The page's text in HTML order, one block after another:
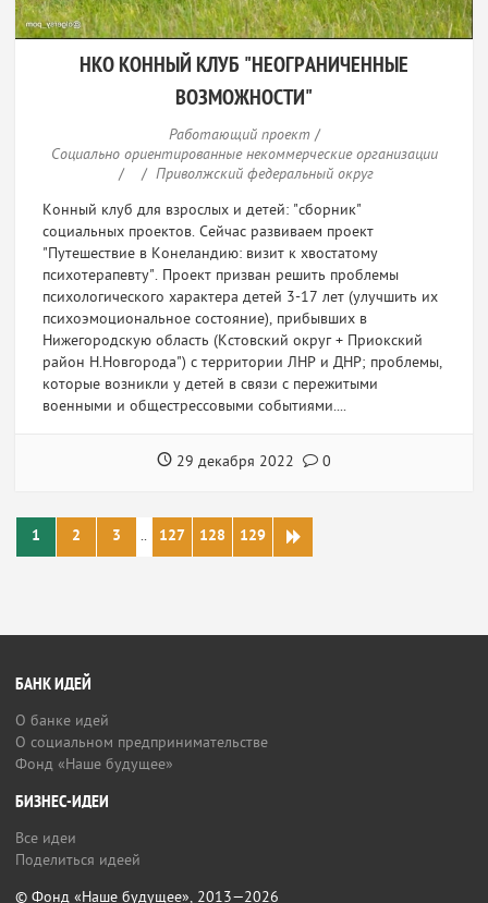
НКО КОННЫЙ КЛУБ "НЕОГРАНИЧЕННЫЕ
ВОЗМОЖНОСТИ"
Работающий проект /
Социально ориентированные некоммерческие организации
/
/ Приволжский федеральный округ
Конный клуб для взрослых и детей: "сборник"
социальных проектов. Сейчас развиваем проект
"Путешествие в Конеландию: визит к хвостатому
психотерапевту". Проект призван решить проблемы
психологического характера детей 3-17 лет (улучшить их
психоэмоциональное состояние), прибывших в
Нижегородскую область (Кстовский округ + Приокский
район Н.Новгорода") с территории ЛНР и ДНР; проблемы,
которые возникли у детей в связи с пережитыми
военными и общестрессовыми событиями....
29 декабря 2022 0
1 2 3 .. 127 128 129
БАНК ИДЕЙ
О банке идей
О социальном предпринимательстве
Фонд «Наше будущее»
БИЗНЕС-ИДЕИ
Все идеи
Поделиться идеей
© Фонд «Наше будущее», 2013—2026